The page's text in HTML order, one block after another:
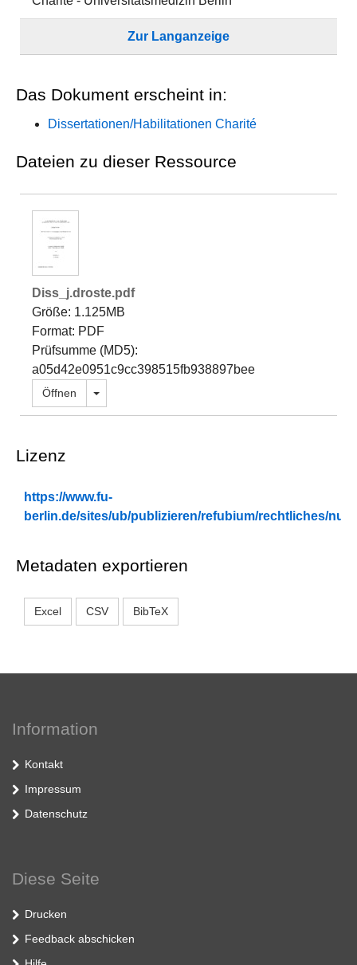
Zur Langanzeige
Das Dokument erscheint in:
Dissertationen/Habilitationen Charité
Dateien zu dieser Ressource
Diss_j.droste.pdf
Größe: 1.125MB
Format: PDF
Prüfsumme (MD5):
a05d42e0951c9cc398515fb938897bee
Öffnen Dropdown öffnen
Lizenz
https://www.fu-
berlin.de/sites/ub/publizieren/refubium/rechtliches/
Metadaten exportieren
Excel CSV BibTeX
Information
Kontakt
Impressum
Datenschutz
Diese Seite
Drucken
Feedback abschicken